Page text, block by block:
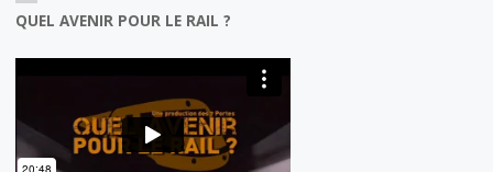
QUEL AVENIR POUR LE RAIL ?